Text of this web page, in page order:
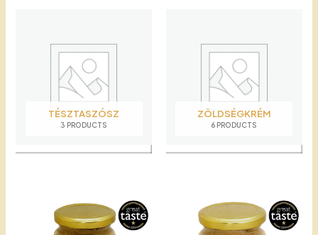
TÉSZTASZÓSZ
3 PRODUCTS
ZÖLDSÉGKRÉM
6 PRODUCTS